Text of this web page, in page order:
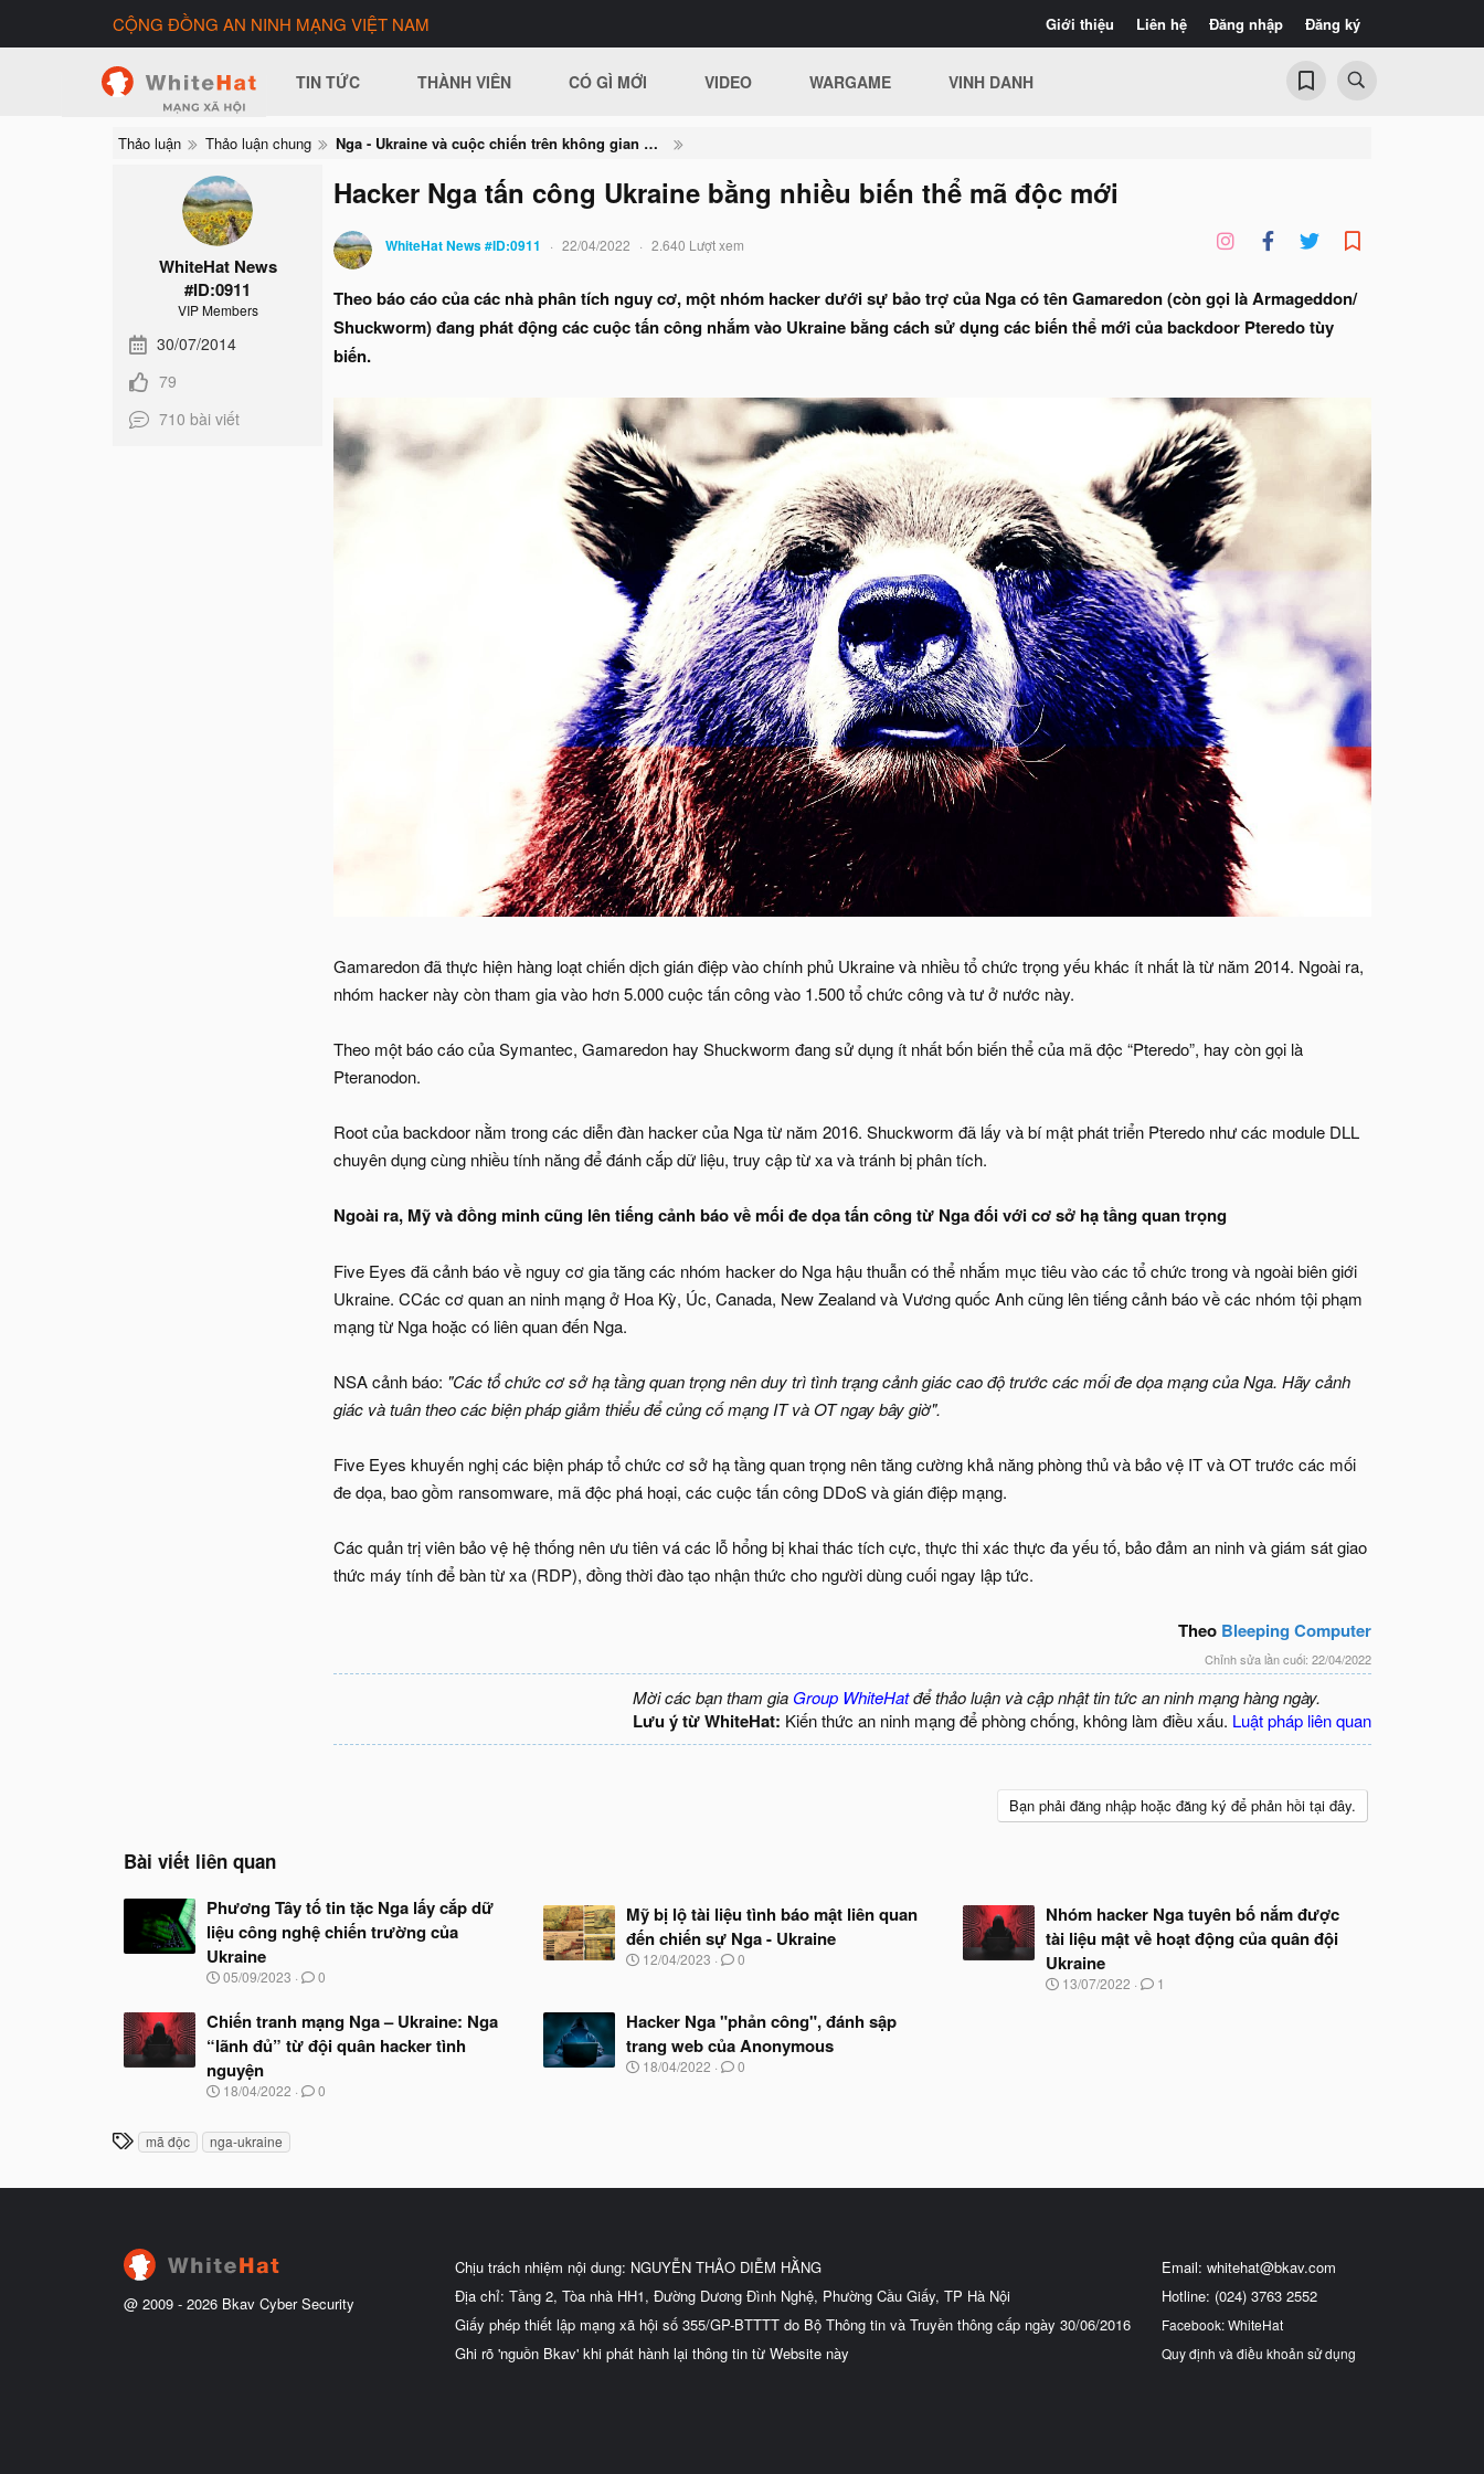
Giới thiệu Liên hệ Đăng nhập Đăng ký
CỘNG ĐỒNG AN NINH MẠNG VIỆT NAM
TIN TỨC THÀNH VIÊN CÓ GÌ MỚI VIDEO WARGAME VINH DANH
Thảo luận Thảo luận chung Nga - Ukraine và cuộc chiến trên không gian mạng
WhiteHat News
#ID:0911
VIP Members
30/07/2014
79
710 bài viết
Hacker Nga tấn công Ukraine bằng nhiều biến thể mã độc mới
WhiteHat News #ID:0911 22/04/2022 2.640 Lượt xem
Theo báo cáo của các nhà phân tích nguy cơ, một nhóm hacker dưới sự bảo trợ của Nga có tên Gamaredon (còn gọi là Armageddon/
Shuckworm) đang phát động các cuộc tấn công nhắm vào Ukraine bằng cách sử dụng các biến thể mới củabackdoor Pteredo tùy
biến.
Gamaredon đã thực hiện hàng loạt chiến dịch gián điệp vào chính phủ Ukraine và nhiều tổ chức trọng yếu khác ít nhất là từ năm 2014. Ngoài ra,
nhóm hacker này còn tham gia vào hơn 5.000 cuộc tấn công vào 1.500 tổ chức công và tư ở nước này.
Theo một báo cáo của Symantec, Gamaredon hay Shuckworm đang sử dụng ít nhất bốn biến thể của mã độc “Pteredo”, hay còn gọi là
Pteranodon.
Root của backdoor nằm trong các diễn đàn hacker của Nga từ năm 2016. Shuckworm đã lấy và bí mật phát triển Pteredo như các module DLL
chuyên dụng cùng nhiều tính năng để đánh cắp dữ liệu, truy cập từ xa và tránh bị phân tích.
Ngoài ra, Mỹ và đồng minh cũng lên tiếng cảnh báo về mối đe dọa tấn công từ Nga đối với cơ sở hạ tầng quan trọng
Five Eyes đã cảnh báo về nguy cơ gia tăng các nhóm hacker do Nga hậu thuẫn có thể nhắm mục tiêu vào các tổ chức trong và ngoài biên giới
Ukraine. CCác cơ quan an ninh mạng ở Hoa Kỳ, Úc, Canada, New Zealand và Vương quốc Anh cũng lên tiếng cảnh báo về các nhóm tội phạm
mạng từ Nga hoặc có liên quan đến Nga.
NSA cảnh báo: "Các tổ chức cơ sở hạ tầng quan trọng nên duy trì tình trạng cảnh giác cao độ trước các mối đe dọa mạng của Nga. Hãy cảnh
giác và tuân theo các biện pháp giảm thiểu để củng cố mạng IT và OT ngay bây giờ".
Five Eyes khuyến nghị các biện pháp tổ chức cơ sở hạ tầng quan trọng nên tăng cường khả năng phòng thủ và bảo vệ IT và OT trước các mối
đe dọa, bao gồm ransomware, mã độc phá hoại, các cuộc tấn công DDoS và gián điệp mạng.
Các quản trị viên bảo vệ hệ thống nên ưu tiên vá các lỗ hổng bị khai thác tích cực, thực thi xác thực đa yếu tố, bảo đảm an ninh và giám sát giao
thức máy tính để bàn từ xa (RDP), đồng thời đào tạo nhận thức cho người dùng cuối ngay lập tức.
Theo Bleeping Computer
Chỉnh sửa lần cuối: 22/04/2022
Mời các bạn tham gia Group WhiteHatđể thảo luận và cập nhật tin tức an ninh mạng hàng ngày.
Lưu ý từ WhiteHat: Kiến thức an ninh mạng để phòng chống, không làm điều xấu. Luật pháp liên quan
Bạn phải đăng nhập hoặc đăng ký để phản hồi tại đây.
Bài viết liên quan
Phương Tây tố tin tặc Nga lấy cắp dữ
liệu công nghệ chiến trường của
Ukraine
N
y
b
ắ
t
đ
u
05/09/2023 0
Mỹ bị lộ tài liệu tình báo mật liên quan
đến chiến sự Nga - Ukraine
N
b
ắ
t
12/04/2023 0
Nhóm hacker Nga tuyên bố nắm được
tài liệu mật về hoạt động của quân đội
Ukraine
N
13/07/2022 1
Chiến tranh mạng Nga – Ukraine: Nga
“lãnh đủ” từ đội quân hacker tình
nguyện
N
y
18/04/2022 0
Hacker Nga "phản công", đánh sập
trang web của Anonymous
N
đ
18/04/2022 0
T
ẻ
mã độc nga-ukraine
@ 2009 - 2026 Bkav Cyber Security
Chịu trách nhiệm nội dung: NGUYỄN THẢO DIỄM HẰNG
Địa chỉ: Tầng 2, Tòa nhà HH1, Đường Dương Đình Nghệ, Phường Cầu Giấy, TP Hà Nội
Giấy phép thiết lập mạng xã hội số 355/GP-BTTTT do Bộ Thông tin và Truyền thông cấp ngày 30/06/2016
Ghi rõ 'nguồn Bkav' khi phát hành lại thông tin từ Website này
Email: whitehat@bkav.com
Hotline: (024) 3763 2552
Facebook: WhiteHat
Quy định và điều khoản sử dụng